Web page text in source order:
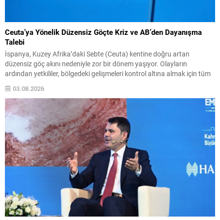
Ceuta’ya Yönelik Düzensiz Göçte Kriz ve AB’den Dayanışma
Talebi
İspanya, Kuzey Afrika’daki Sebte (Ceuta) kentine doğru artan
düzensiz göç akını nedeniyle zor bir dönem yaşıyor. Olayların
ardından yetkililer, bölgedeki gelişmeleri kontrol altına almak için tüm
ilgili değerlendirmesinde, yarın yapılacak toplantıda Avrupa Birliği
ülkelerinden dayanışma isteyeceklerini belirtti. Albares, ayrıca krizin
başında Fas...
03.08.2026